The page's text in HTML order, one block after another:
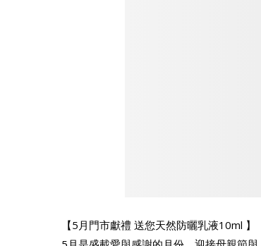
【5月門市獻禮 送您天然防曬乳液10ml 】